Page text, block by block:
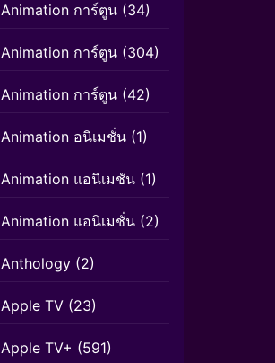
Animation การ์ตูน (34)
Animation การ์ตูน (304)
Animation การ์ตูน (42)
Animation อนิเมชั่น (1)
Animation แอนิเมชัน (1)
Animation แอนิเมชั่น (2)
Anthology (2)
Apple TV (23)
Apple TV+ (591)